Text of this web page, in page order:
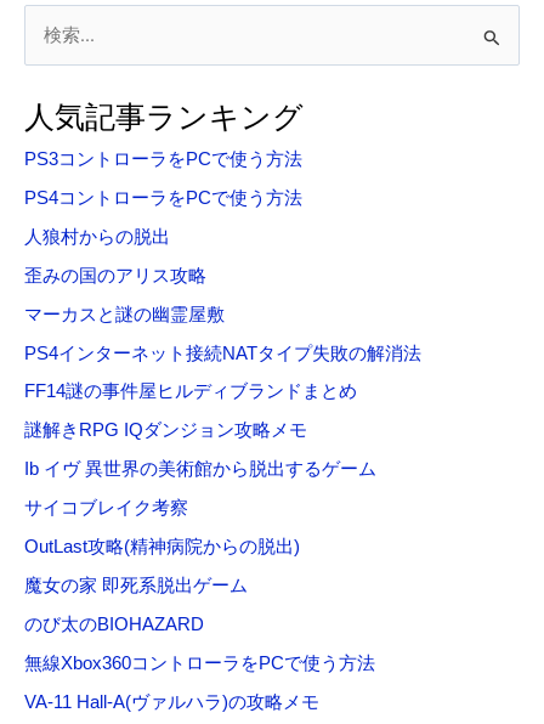
象
:
人気記事ランキング
PS3コントローラをPCで使う方法
PS4コントローラをPCで使う方法
人狼村からの脱出
歪みの国のアリス攻略
マーカスと謎の幽霊屋敷
PS4インターネット接続NATタイプ失敗の解消法
FF14謎の事件屋ヒルディブランドまとめ
謎解きRPG IQダンジョン攻略メモ
Ib イヴ 異世界の美術館から脱出するゲーム
サイコブレイク考察
OutLast攻略(精神病院からの脱出)
魔女の家 即死系脱出ゲーム
のび太のBIOHAZARD
無線Xbox360コントローラをPCで使う方法
VA-11 Hall-A(ヴァルハラ)の攻略メモ